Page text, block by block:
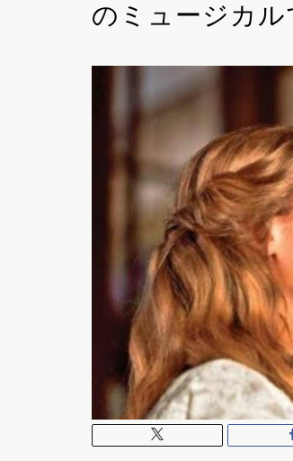
のミュージカル